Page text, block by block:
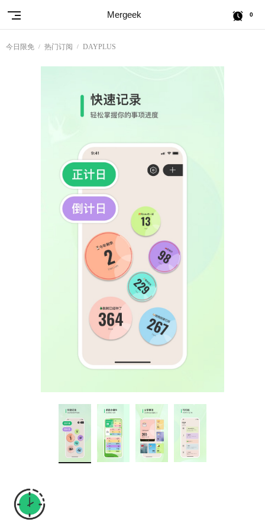
Mergeek 0
今日限免 热门订阅 DAYPLUS